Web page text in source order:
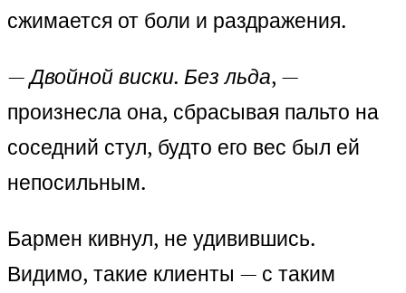
сжимается от боли и раздражения.
—Двойной виски. Без льда, —
произнесла она, сбрасывая пальто на
соседний стул, будто его вес был ей
непосильным.
Бармен кивнул, не удивившись.
Видимо, такие клиенты — с таким